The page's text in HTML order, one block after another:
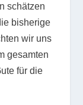
schätzen
bisherige
wir uns
gesamten
für die